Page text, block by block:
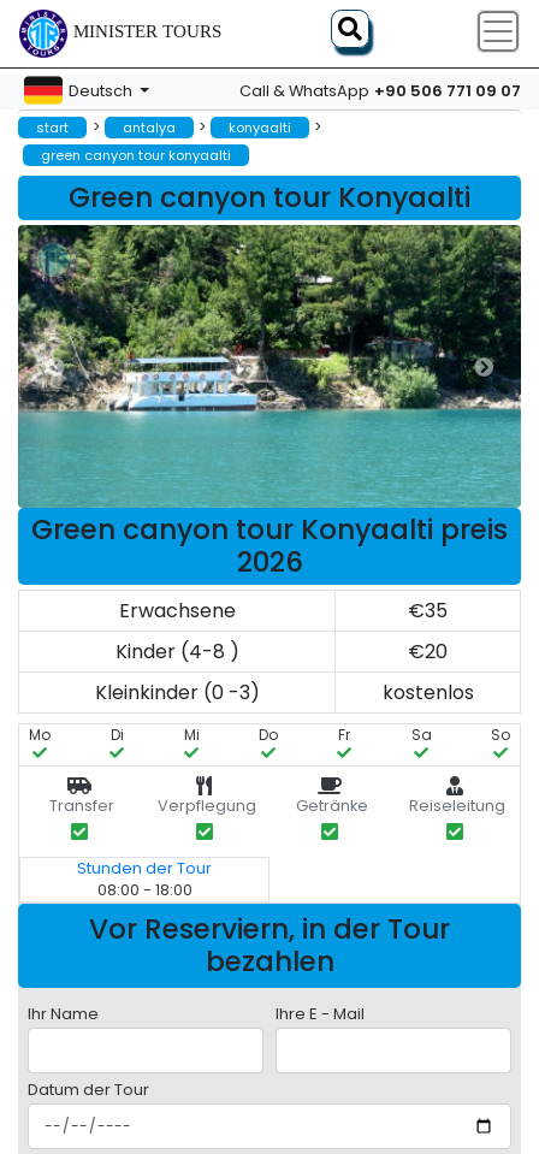
MINISTER TOURS
Deutsch Call & WhatsApp +90 506 771 09 07
start > antalya > konyaalti >
green canyon tour konyaalti
Green canyon tour Konyaalti
Green canyon tour Konyaalti preis
2026
Erwachsene
€35
Kinder (4-8 )
€20
Kleinkinder (0 -3)
kostenlos
Mo Di Mi Do Fr Sa So
Transfer Verpflegung Getränke Reiseleitung
Stunden der Tour
08:00 - 18:00
Vor Reserviern, in der Tour
bezahlen
Ihr Name Ihre E - Mail
Datum der Tour